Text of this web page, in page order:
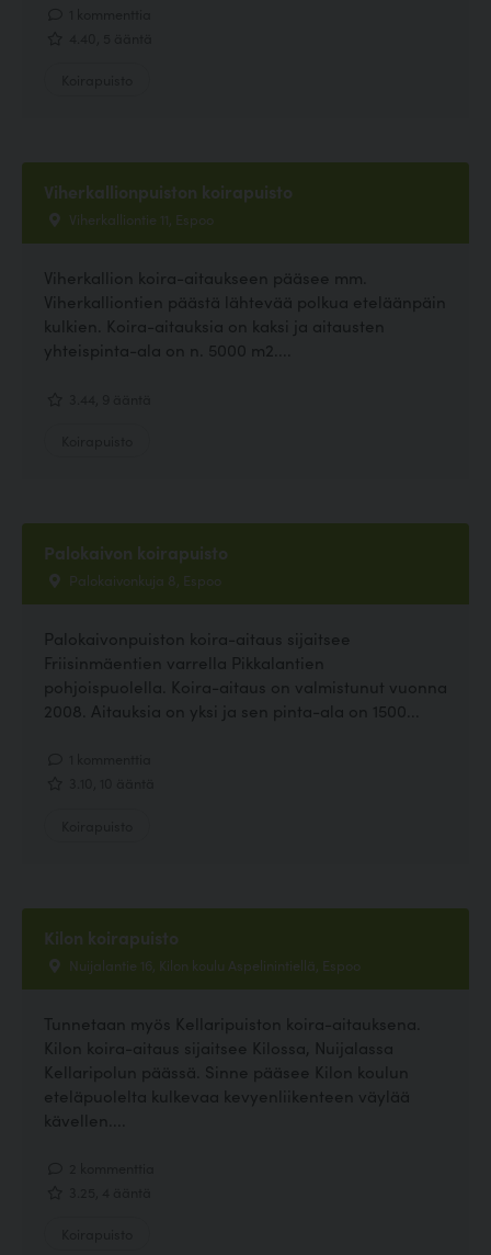
Viherkallionpuiston koirapuisto
Viherkalliontie 11, Espoo
Viherkallion koira-aitaukseen pääsee mm.
Viherkalliontien päästä lähtevää polkua eteläänpäin
kulkien. Koira-aitauksia on kaksi ja aitausten
yhteispinta-ala on n. 5000 m2....
Palokaivon koirapuisto
Palokaivonkuja 8, Espoo
Palokaivonpuiston koira-aitaus sijaitsee
Friisinmäentien varrella Pikkalantien
pohjoispuolella. Koira-aitaus on valmistunut vuonna
2008. Aitauksia on yksi ja sen pinta-ala on 1500...
Kilon koirapuisto
Nuijalantie 16, Kilon koulu Aspelinintiellä, Espoo
Tunnetaan myös Kellaripuiston koira-aitauksena.
Kilon koira-aitaus sijaitsee Kilossa, Nuijalassa
Kellaripolun päässä. Sinne pääsee Kilon koulun
eteläpuolelta kulkevaa kevyenliikenteen väylää
kävellen....